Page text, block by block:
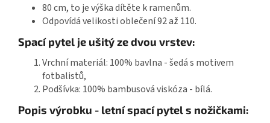
80 cm, to je výška dítěte k ramenům.
Odpovídá velikosti oblečení 92 až 110.
Spací pytel je ušitý ze dvou vrstev:
Vrchní materiál: 100% bavlna - šedá s motivem
fotbalistů,
Podšívka: 100% bambusová viskóza - bílá.
Popis výrobku - letní spací pytel s nožičkami: